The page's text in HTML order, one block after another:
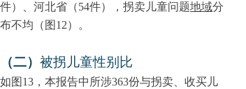
件）、河北省（54件），拐卖儿童问题地域分
布不均（图 12）。
（二） 被拐儿童性别比
如图 13 ，本报告中所涉363份与拐卖、收买儿